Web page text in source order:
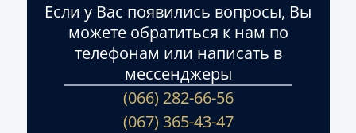
Если у Вас появились вопросы, Вы
можете обратиться к нам по
телефонам или написать в
мессенджеры
(066) 282-66-56
(067) 365-43-47